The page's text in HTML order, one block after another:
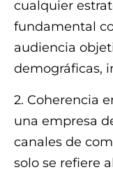
cualquier
fundamental
audiencia
demográficas,
2. Coherencia
una empresa
canales de
solo se refiere